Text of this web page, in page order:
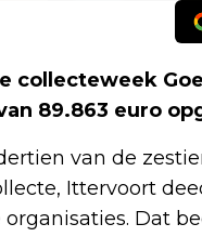
collecteweek
89.863 euro
van de
Ittervoort
Dat